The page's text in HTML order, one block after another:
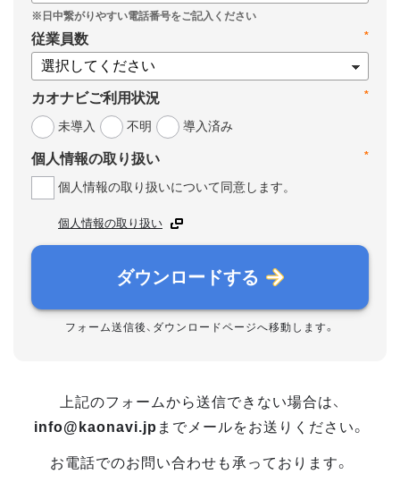
*
従業員数
*
カオナビご利用状況
未導入
不明 導入済み
*
個人情報の取り扱い
個人情報の取り扱いについて同意します。
個人情報の取り扱い
ダウンロードする
フォーム送信後、ダウンロードページへ移動します。
上記のフォームから送信できない場合は、
info@kaonavi.jp までメールをお送りください。
お電話でのお問い合わせも承っております。